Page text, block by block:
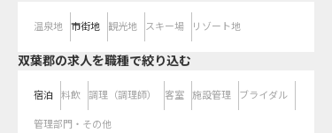
温泉地 市街地 観光地 スキー場 リゾート地
双葉郡の求人を職種で絞り込む
宿泊 料飲 調理（調理師） 客室 施設管理 ブライダル
管理部門・その他